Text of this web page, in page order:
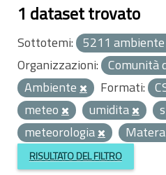
1 dataset trovato
Sottotemi: 5211
Organizzazioni: Comunità
Ambiente
Formati:
meteo
umidita
meteorologia
Matera
RISULTATO DEL FILTRO